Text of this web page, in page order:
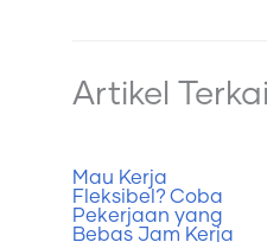
Artikel
Mau Kerja
Fleksibel? Coba
Pekerjaan yang
Bebas Jam Kerja